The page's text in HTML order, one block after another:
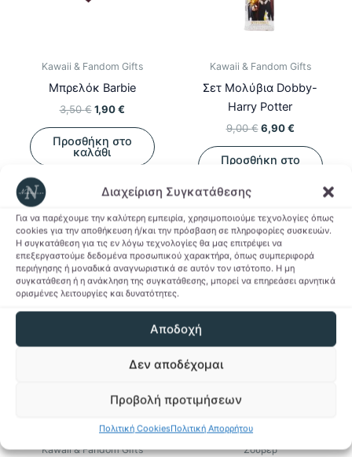
Διαχείριση Συγκατάθεσης
Για να παρέχουμε την καλύτερη εμπειρία, χρησιμοποιούμε τεχνολογίες όπως
cookies για την αποθήκευση ή/και την πρόσβαση σε πληροφορίες συσκευών.
Η συγκατάθεση για τις εν λόγω τεχνολογίες θα μας επιτρέψει να
επεξεργαστούμε δεδομένα προσωπικού χαρακτήρα, όπως συμπεριφορά
περιήγησης ή μοναδικά αναγνωριστικά σε αυτόν τον ιστότοπο. Η μη
συγκατάθεση ή η ανάκληση της συγκατάθεσης, μπορεί να επηρεάσει αρνητικά
ορισμένες λειτουργίες και δυνατότητες.
Αποδοχή
Δεν αποδέχομαι
Προβολή προτιμήσεων
Πολιτική CookiesΠολιτική Απορρήτου
Kawaii & Fandom Gifts
Μπρελόκ Barbie
3,50€ Original
3,50 €.
1,90€Η
τιμή
είναι:
1,90 €.
Προσθήκη στο
καλάθι
Προσθήκη στη Λίστα
Επιθυμιών
Kawaii & Fandom Gifts
Σετ Μολύβια Dobby-
Harry Potter
9,00€ Original
was:
9,00 €.
6,90€Η
τιμή
είναι:
Προσθήκη στο
Προσθήκη στη Λίστα
Επιθυμιών
Kawaii & Fandom Gifts Σουβέρ